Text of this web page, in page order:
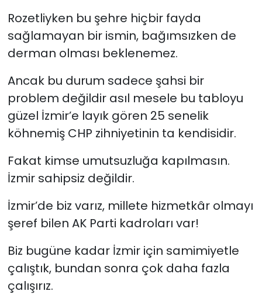
Rozetliyken bu şehre hiçbir fayda
sağlamayan bir ismin, bağımsızken de
derman olması beklenemez.
Ancak bu durum sadece şahsi bir
problem değildir asıl mesele bu tabloyu
güzel İzmir’e layık gören 25 senelik
köhnemiş CHP zihniyetinin ta kendisidir.
Fakat kimse umutsuzluğa kapılmasın.
İzmir sahipsiz değildir.
İzmir’de biz varız, millete hizmetkâr olmayı
şeref bilen AK Parti kadroları var!
Biz bugüne kadar İzmir için samimiyetle
çalıştık, bundan sonra çok daha fazla
çalışırız.